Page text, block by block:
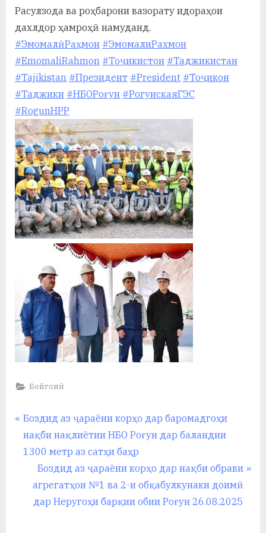
Расулзода ва роҳбарони вазорату идораҳои
дахлдор ҳамроҳӣ намуданд.
#ЭмомалӣРаҳмон #ЭмомалиРахмон
#EmomaliRahmon #Тоҷикистон #Таджикистан
#Tajikistan #Президент #President #Тоҷикон
#Таджики #НБОРоғун #РогунскаяГЭС
#RogunHPP
Бойгонӣ
Навигация
по
записям
P
r
e
Боздид аз ҷараёни корҳо дар баромадгоҳи
нақби нақлиётии НБО Роғун дар баландии
1300 метр аз сатҳи баҳр
N
e
x
Боздид аз ҷараёни корҳо дар нақби обрави
агрегатҳои №1 ва 2-и обқабулкунаки доимӣ
дар Неругоҳи барқии обии Роғун 26.08.2025